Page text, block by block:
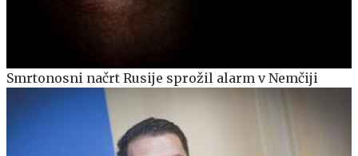
Smrtonosni načrt Rusije sprožil alarm v Nemčiji